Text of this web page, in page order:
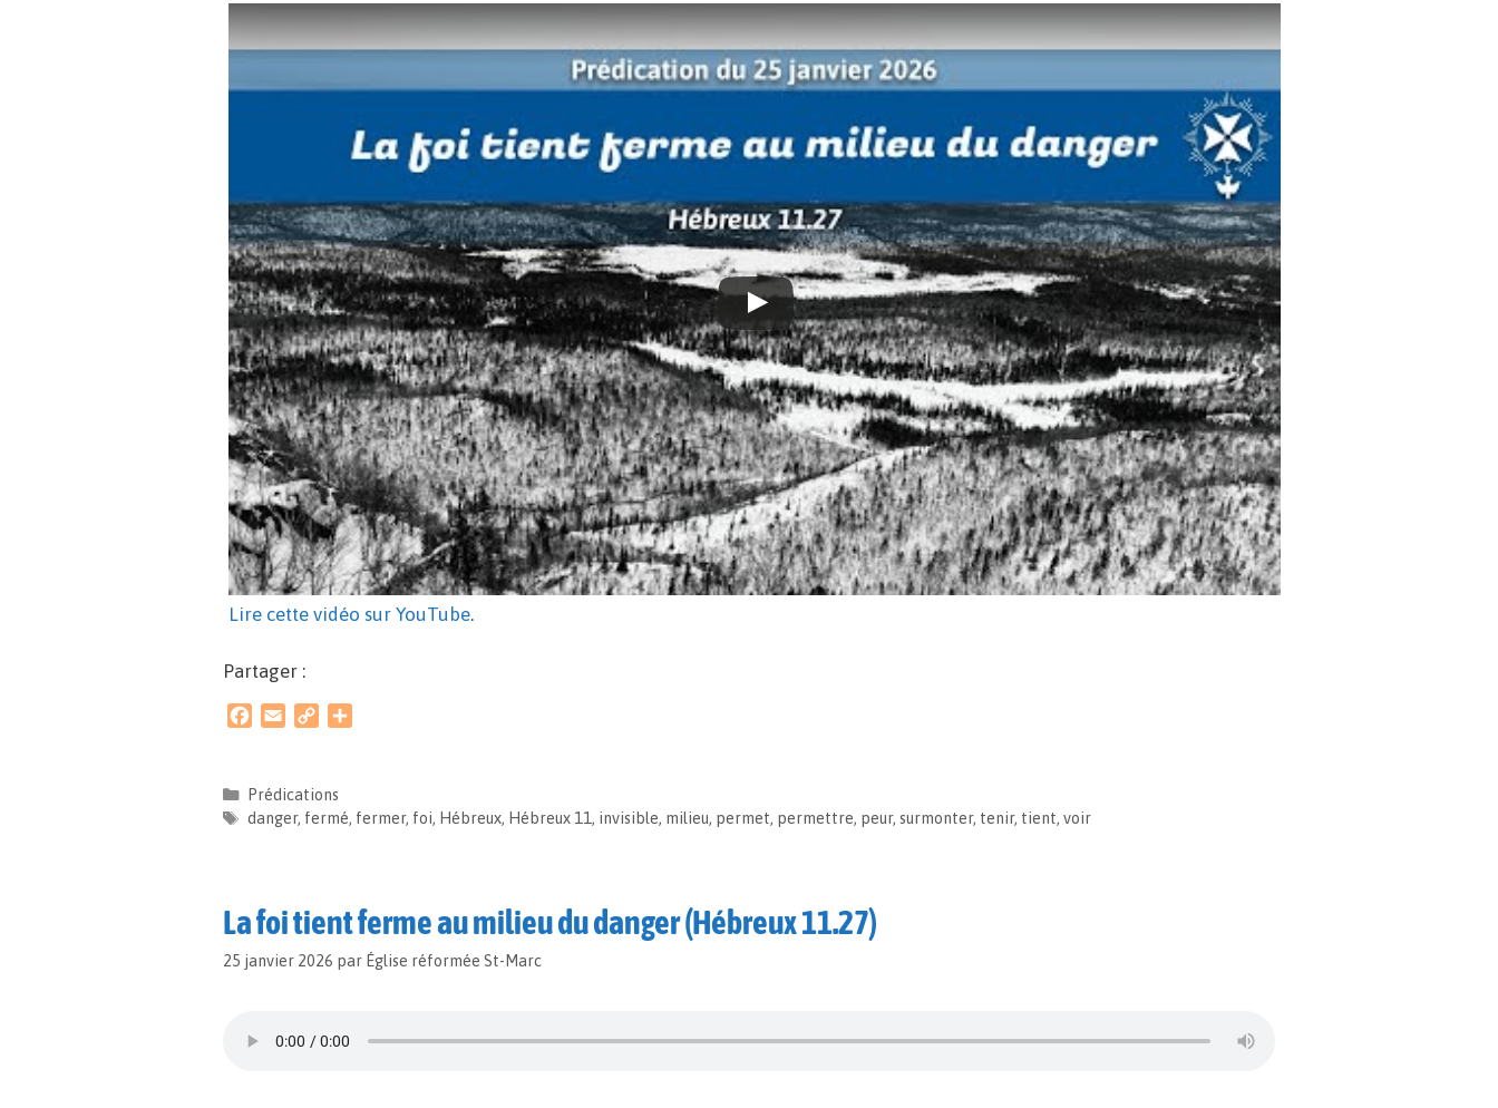
Lire cette vidéo sur YouTube.
Partager :
e
b
i
l
y
L
a
Prédications
danger, fermé, fermer, foi, Hébreux, Hébreux 11 , invisible, milieu, permet, permettre, peur, surmonter, tenir, tient, voir
La foi tient ferme au milieu du danger (Hébreux 11.27)
25 janvier 2026 par Église réformée St-Marc